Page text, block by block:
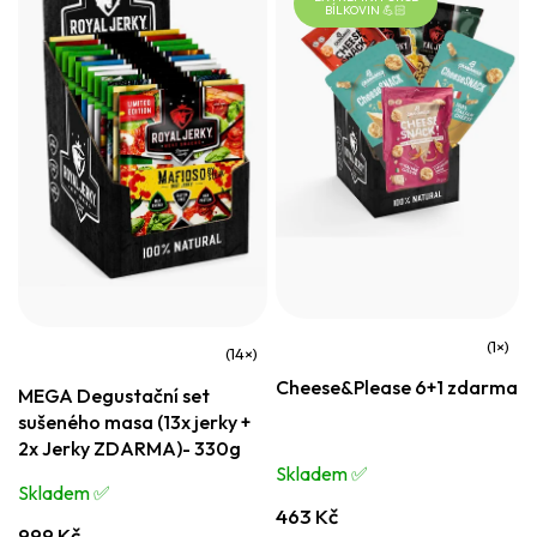
hodnocení
produktu
4,8
z
MEGA Degustační set
sušeného masa (13x jerky +
2x Jerky ZDARMA)- 330g
Skladem ✅️
BÍLKOVIN 💪🏻
hodnocení
z
Cheese&Please 6+1 zdarma
Skladem ✅️
463 Kč